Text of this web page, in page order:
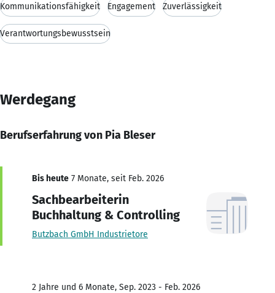
Kommunikationsfähigkeit Engagement Zuverlässigkeit
Verantwortungsbewusstsein
Werdegang
Berufserfahrung von Pia Bleser
Bis heute 7 Monate, seit Feb. 2026
Sachbearbeiterin
Buchhaltung & Controlling
Butzbach GmbH Industrietore
2 Jahre und 6 Monate, Sep. 2023 - Feb. 2026